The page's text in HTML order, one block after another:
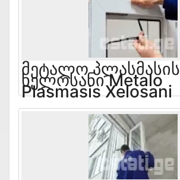
Მეტალო Პლასმასის
Ხელოსანი Metalo
Plasmasis Xelosani